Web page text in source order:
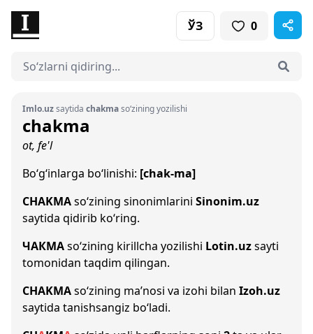
ЎЗ 0
Imlo.uzsaytida chakmaso‘zining yozilishi
chakma
ot, fe'l
Bo‘g‘inlarga bo‘linishi: [chak-ma]
CHAKMAso‘zining sinonimlarini Sinonim.uz
saytida qidirib ko‘ring.
ЧАКМАso‘zining kirillcha yozilishi Lotin.uzsayti
tomonidan taqdim qilingan.
CHAKMAso‘zining ma’nosi va izohi bilan Izoh.uz
saytida tanishsangiz bo‘ladi.